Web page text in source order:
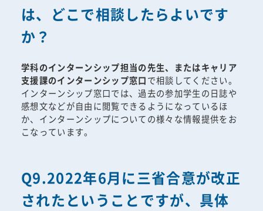
は、どこで相談したらよいです
か？
学科のインターンシップ担当の先生、またはキャリア
支援課のインターンシップ窓口で相談してください。
インターンシップ窓口では、過去の参加学生の日誌や
感想文などが自由に閲覧できるようになっているほ
か、インターンシップについての様々な情報提供をお
こなっています。
Q9.2022年6月に三省合意が改正
されたということですが、具体